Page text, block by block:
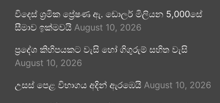
විදෙස් ශ්‍රමික ප්‍රේෂණ ඇ. ඩොලර් මිලියන 5,000සේ
සීමාව ඉක්මවයි August 10, 2026
ප්‍රදේශ කිහිපයකට වැසි හෝ ගිගුරුම් සහිත වැසි
August 10, 2026
උසස් පෙළ විභාගය අදින් ඇරඹෙයි August 10, 2026